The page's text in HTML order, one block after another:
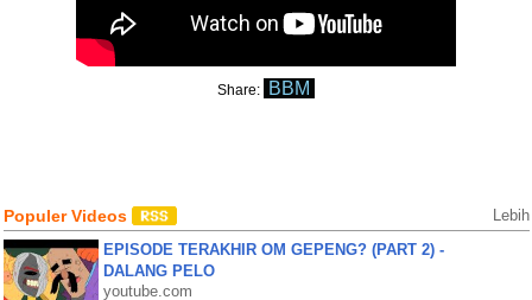
Share: BBM
Populer Videos Lebih
EPISODE TERAKHIR OM GEPENG? (PART 2) -
DALANG PELO
youtube.com